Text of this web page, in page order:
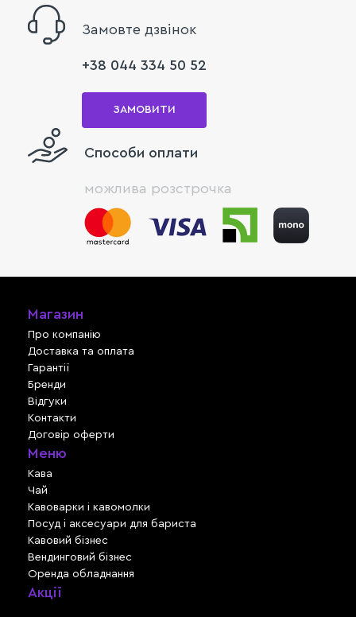
Замовте дзвінок
+38 044 334 50 52
ЗАМОВИТИ
Способи оплати
можлива розстрочка
Магазин
Про компанію
Доставка та оплата
Гарантії
Бренди
Відгуки
Контакти
Договір оферти
Меню
Кава
Чай
Кавоварки і кавомолки
Посуд і аксесуари для бариста
Кавовий бізнес
Вендинговий бізнес
Оренда обладнання
Акції